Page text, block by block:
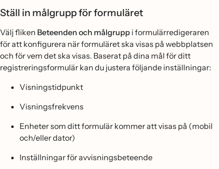
Ställ in målgrupp för formuläret
Välj fliken Beteenden och målgrupp i formulärredigeraren
för att konfigurera när formuläret ska visas på webbplatsen
och för vem det ska visas. Baserat på dina mål för ditt
registreringsformulär kan du justera följande inställningar:
Visningstidpunkt
Visningsfrekvens
Enheter som ditt formulär kommer att visas på (mobil
och/eller dator)
Inställningar för avvisningsbeteende